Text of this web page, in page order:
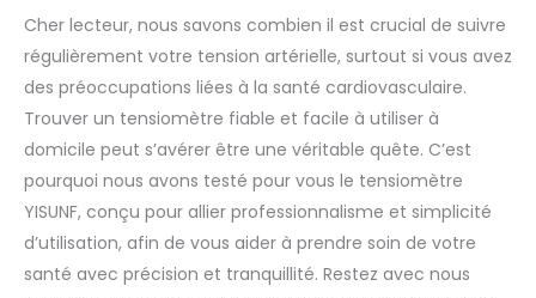
Cher lecteur, nous savons combien il est crucial de suivre
régulièrement votre tension artérielle, surtout si vous avez
des préoccupations liées à la santé cardiovasculaire.
Trouver un tensiomètre fiable et facile à utiliser à
domicile peut s’avérer être une véritable quête. C’est
pourquoi nous avons testé pour vous le tensiomètre
YISUNF, conçu pour allier professionnalisme et simplicité
d’utilisation, afin de vous aider à prendre soin de votre
santé avec précision et tranquillité. Restez avec nous